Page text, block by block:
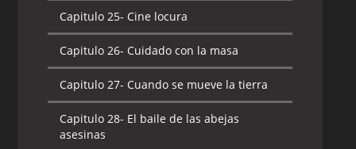
Capitulo 25- Cine locura
Capitulo 26- Cuidado con la masa
Capitulo 27- Cuando se mueve la tierra
Capitulo 28- El baile de las abejas
asesinas